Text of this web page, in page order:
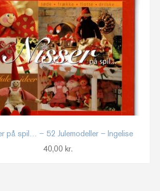
på spil… – 52 Julemodeller – Ingelise
40,00 kr.